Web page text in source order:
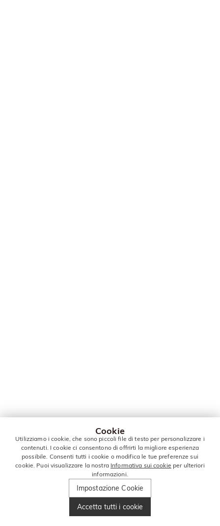
Cookie
Utilizziamo i cookie, che sono piccoli file di testo per personalizzare i
contenuti. I cookie ci consentono di offrirti la migliore esperienza
possibile. Consenti tutti i cookie o modifica le tue preferenze sui
cookie. Puoi visualizzare la nostra Informativa sui cookie per ulteriori
informazioni.
Impostazione Cookie
Accetta tutti i cookie